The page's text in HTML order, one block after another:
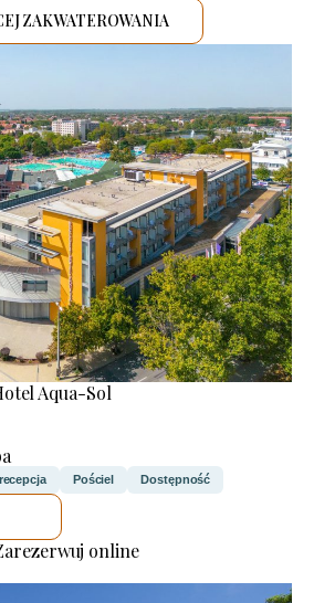
ZAKWATEROWANIA
Aqua-Sol
Pościel Dostępność
online